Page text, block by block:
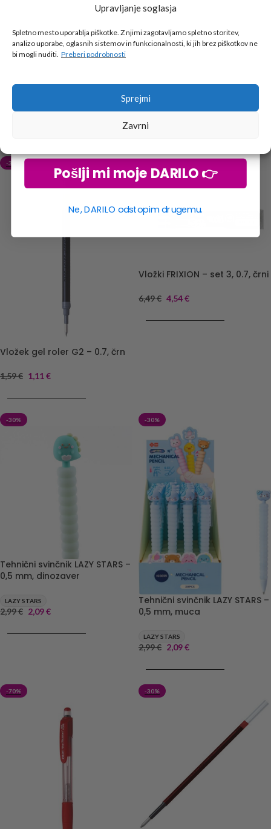
Upravljanje soglasja
Spletno mesto uporablja piškotke. Z njimi zagotavljamo spletno storitev,
analizo uporabe, oglasnih sistemov in funkcionalnosti, ki jih brez piškotkov ne
bi mogli nuditi. Preberi podrobnosti
Sprejmi
Zavrni
Vložki Paralel Pen – 6 kos,
PILOT
2,29€ 1,60€
Vložek gel roler G2 – 0.7,
moder
-30%
Vložek gel roler G2 – 0.7, črn
1,59€ 1,11€
Vložki FRIXION – set 3, 0.7, črni
6,49€ 4,54€
-30%
Tehnični svinčnik LAZY STARS –
0,5 mm, dinozaver
LAZY STARS
2,99€ 2,09€
-30%
Tehnični svinčnik LAZY STARS –
0,5 mm, muca
LAZY STARS
2,99€ 2,09€
-70% -30%
Tukaj je!
🎁 DARILO
Vpiši podatke za prejem darila
Pošlji mi moje DARILO 👉
Ne, DARILO odstopim drugemu.